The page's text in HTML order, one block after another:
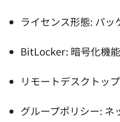
ライセンス形態: パッ
BitLocker: 暗号化機
リモートデスクトッ
グループポリシー: ネ